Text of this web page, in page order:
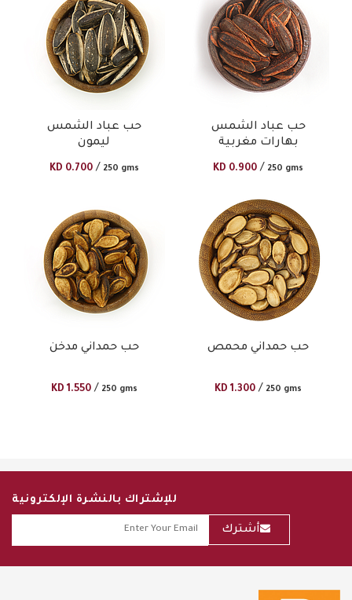
حب عباد الشمس
ليمون
KD 0.700 / 250 gms
حب عباد الشمس
بهارات مغربية
KD 0.900 / 250 gms
حب حمداني مدخن
KD 1.550 / 250 gms
حب حمداني محمص
KD 1.300 / 250 gms
للإشتراك بالنشرة الإلكترونية
أشترك